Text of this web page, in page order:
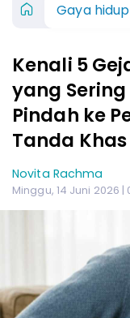
Gaya hidup
Kenali 5
yang
Pindah ke
Tanda Khas
Novita Rachma
Minggu, 14 Juni 2026 |